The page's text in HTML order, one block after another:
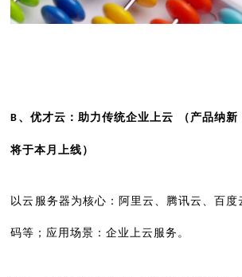
B 、优才云：助力传统企业上云 （产品纳
将于本月上线）
以云服务器为核心：阿里云、腾讯云、百度
码等；应用场景：企业上云服务。